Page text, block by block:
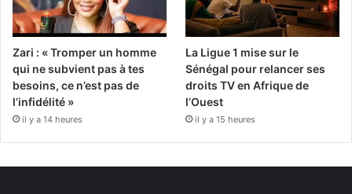
Zari : « Tromper un homme
qui ne subvient pas à tes
besoins, ce n’est pas de
l’infidélité »
il y a 14 heures
La Ligue 1 mise sur le
Sénégal pour relancer ses
droits TV en Afrique de
l’Ouest
il y a 15 heures